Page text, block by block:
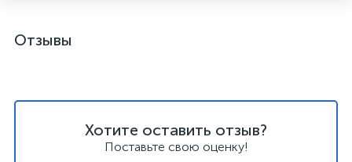
Отзывы
Хотите оставить отзыв?
Поставьте свою оценку!